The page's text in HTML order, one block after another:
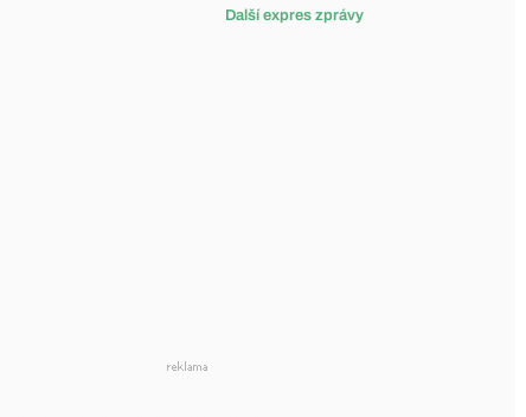
Další expres zprávy